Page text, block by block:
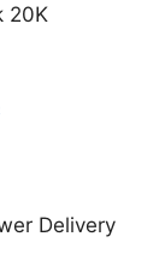
20K
Delivery